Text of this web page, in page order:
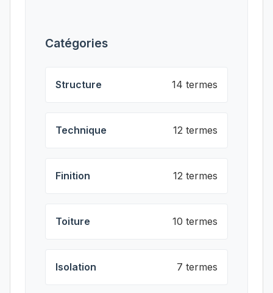
Catégories
Structure 14 termes
Technique 12 termes
Finition 12 termes
Toiture 10 termes
Isolation 7 termes